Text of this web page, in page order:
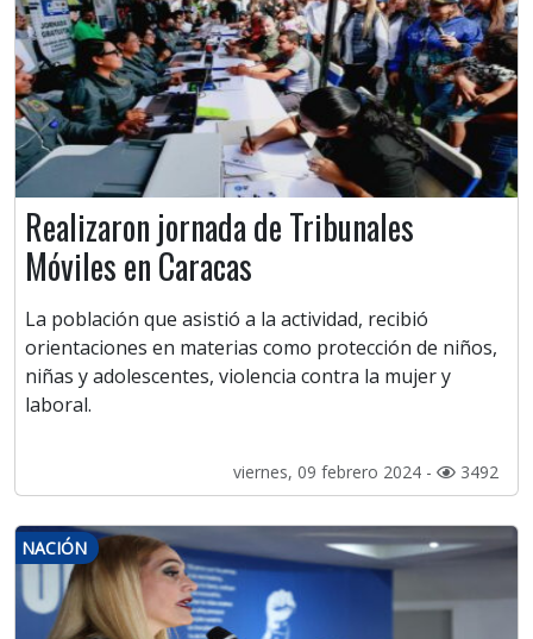
Realizaron jornada de Tribunales
Móviles en Caracas
La población que asistió a la actividad, recibió
orientaciones en materias como protección de niños,
niñas y adolescentes, violencia contra la mujer y
laboral.
viernes, 09 febrero 2024 - 3492
NACIÓN